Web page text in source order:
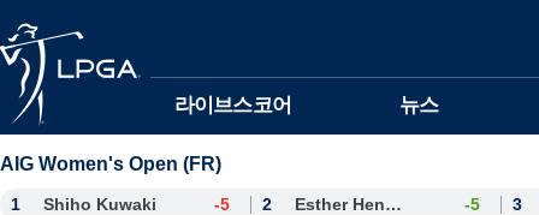
라이브스코어 뉴스
AIG Women's Open (FR)
1 Shiho Kuwaki -5 2 Esther Henseleit -5 3